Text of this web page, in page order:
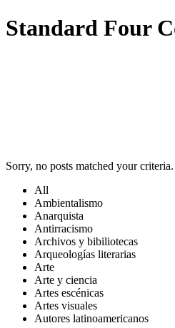
Standard Four
Sorry, no posts matched your criteria.
All
Ambientalismo
Anarquista
Antirracismo
Archivos y bibiliotecas
Arqueologías literarias
Arte
Arte y ciencia
Artes escénicas
Artes visuales
Autores latinoamericanos